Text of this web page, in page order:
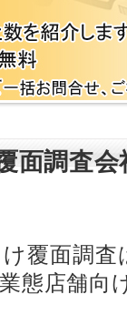
面調査
覆面調
態店舗向